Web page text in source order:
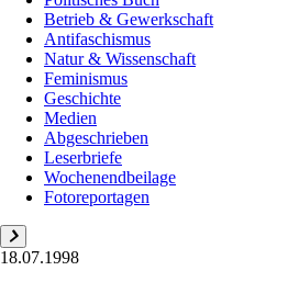
Betrieb & Gewerkschaft
Antifaschismus
Natur & Wissenschaft
Feminismus
Geschichte
Medien
Abgeschrieben
Leserbriefe
Wochenendbeilage
Fotoreportagen
18.07.1998